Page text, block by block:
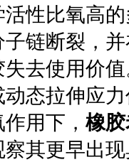
比氧高的
链断裂，
去使用价
态拉伸应
用下， 橡
其更早出